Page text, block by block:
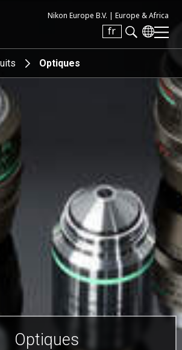
Nikon Europe B.V. | Europe & Africa
fr
Optiques
Optiques